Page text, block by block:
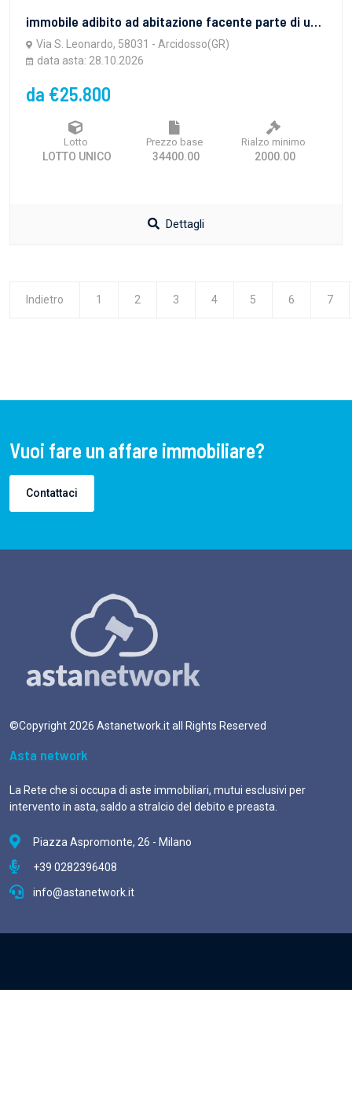
immobile adibito ad abitazione facente parte di un fabbricato edificato all’interno del centro storico del centro abitato di Arcidosso
Via S. Leonardo, 58031 - Arcidosso(GR)
data asta: 28.10.2026
da €25.800
Lotto
LOTTO UNICO
Prezzo base
34400.00
Rialzo minimo
2000.00
Dettagli
Indietro 1 2 3 4 5 6 7
Vuoi fare un affare immobiliare?
Contattaci
©Copyright 2026 Astanetwork.it all Rights Reserved
Asta network
La Rete che si occupa di aste immobiliari, mutui esclusivi per
intervento in asta, saldo a stralcio del debito e preasta.
Piazza Aspromonte, 26 - Milano
+39 0282396408
info@astanetwork.it